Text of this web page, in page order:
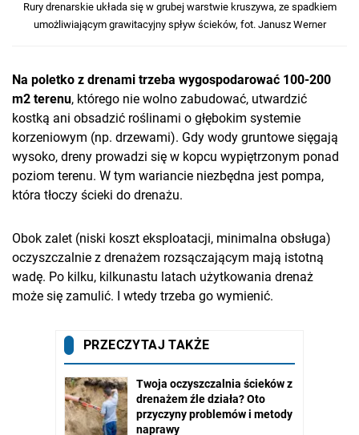
Rury drenarskie układa się w grubej warstwie kruszywa, ze spadkiem
umożliwiającym grawitacyjny spływ ścieków, fot. Janusz Werner
Na poletko z drenami trzeba wygospodarować 100-200
m2 terenu, którego nie wolno zabudować, utwardzić
kostką ani obsadzić roślinami o głębokim systemie
korzeniowym (np. drzewami). Gdy wody gruntowe sięgają
wysoko, dreny prowadzi się w kopcu wypiętrzonym ponad
poziom terenu. W tym wariancie niezbędna jest pompa,
która tłoczy ścieki do drenażu.
Obok zalet (niski koszt eksploatacji, minimalna obsługa)
oczyszczalnie z drenażem rozsączającym mają istotną
wadę. Po kilku, kilkunastu latach użytkowania drenaż
może się zamulić. I wtedy trzeba go wymienić.